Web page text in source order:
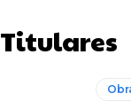
Titulares